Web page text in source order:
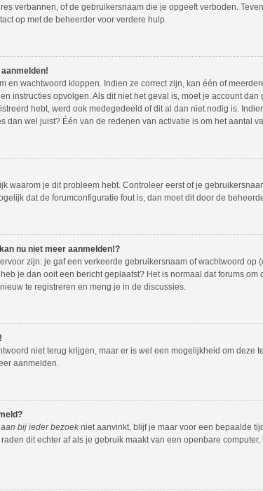
verbannen, of de gebruikersnaam die je opgeeft verboden.
op met de beheerder voor verdere hulp.
en wachtwoord kloppen. Indien ze correct zijn, kan één of
instructies opvolgen. Als dit niet het geval is, moet je account
hebt, werd ook medegedeeld of dit al dan niet nodig is.
dan wel juist? Één van de redenen van activatie is om het aantal
waarom je dit probleem hebt. Controleer eerst of je
dat de forumconfiguratie fout is, dan moet dit door de
nu niet meer aanmelden!?
zijn: je gaf een verkeerde gebruikersnaam of wachtwoord
je dan ooit een bericht geplaatst? Het is normaal dat forums
te registreren en meng je in de discussies.
niet terug krijgen, maar er is wel een mogelijkheid om
aanmelden.
bij ieder bezoekniet aanvinkt, blijf je maar voor een bepaalde
dit echter af als je gebruik maakt van een openbare